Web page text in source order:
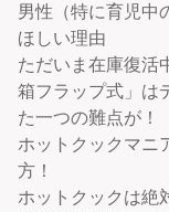
男性（特に育児中
ほしい理由
ただいま在庫復活
箱フラップ式」は
た一つの難点が！
ホットクックマニ
方！
ホットクックは絶